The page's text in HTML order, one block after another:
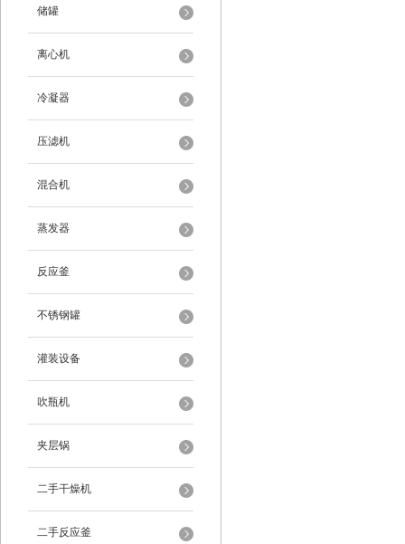
储罐
离心机
冷凝器
压滤机
混合机
蒸发器
反应釜
不锈钢罐
灌装设备
吹瓶机
夹层锅
二手干燥机
二手反应釜